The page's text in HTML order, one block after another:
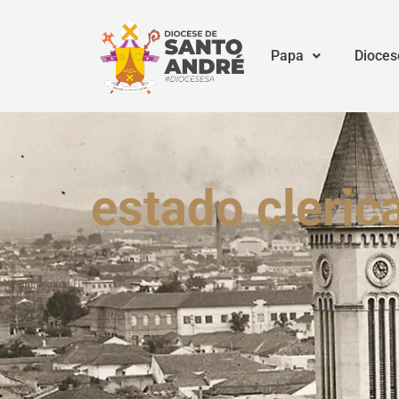
Papa
estado